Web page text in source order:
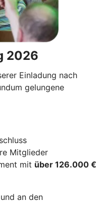
2026
Einladung nach
gelungene
Mitglieder
mit über 126.000 €
an den